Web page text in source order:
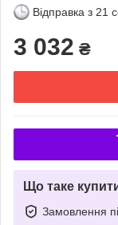
Відправка з 21
3 032 ₴
Що таке
Замовлення